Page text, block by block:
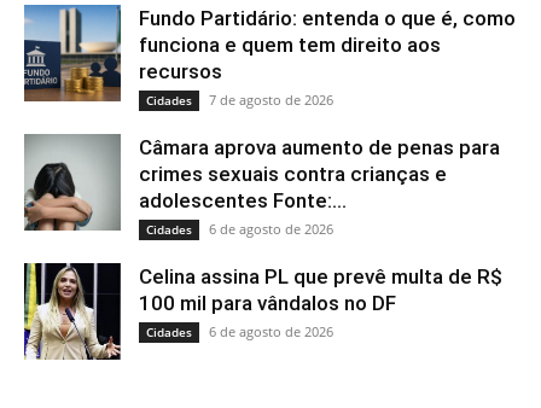
Fundo Partidário: entenda o que é, como
funciona e quem tem direito aos
recursos
Cidades 7 de agosto de 2026
Câmara aprova aumento de penas para
crimes sexuais contra crianças e
adolescentes Fonte:...
Cidades 6 de agosto de 2026
Celina assina PL que prevê multa de R$
100 mil para vândalos no DF
Cidades 6 de agosto de 2026